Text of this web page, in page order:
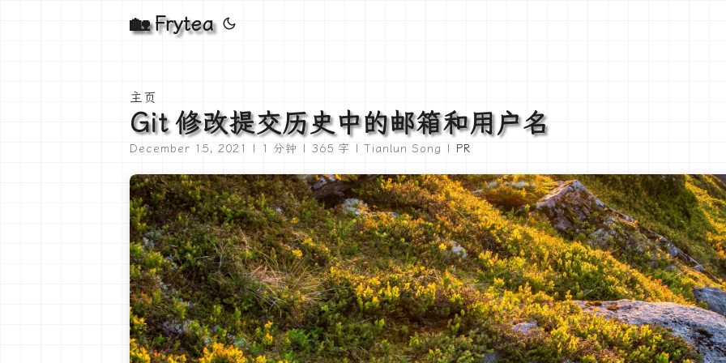
🏡 Frytea
主页
Git 修改提交历史中的邮箱和用户名
December 15, 2021 | 1 分钟 | 365 字 | Tianlun Song | PR